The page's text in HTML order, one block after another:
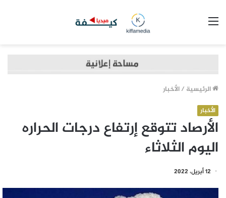
الرئيسية /الأخبار
الأخبار
الأرصاد تتوقع إرتفاع درجات الحراره
اليوم الثلاثاء
12 أبريل، 2022